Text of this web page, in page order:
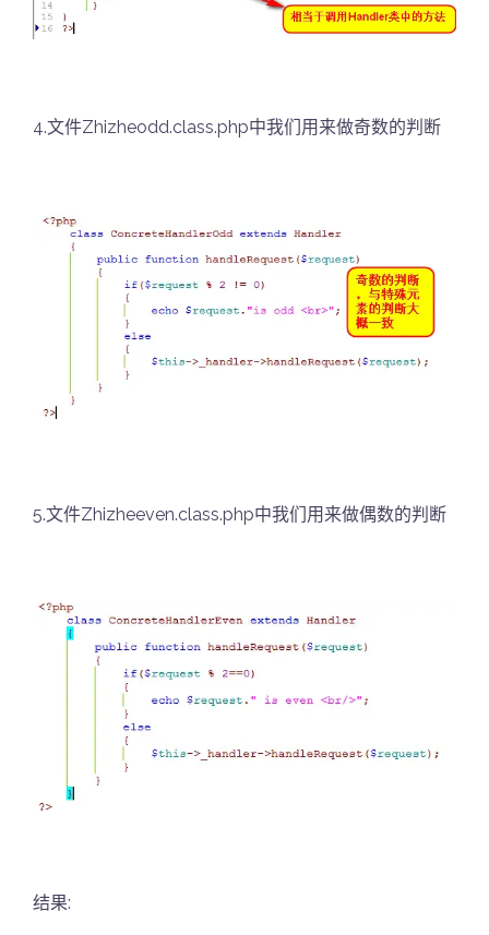
4.文件Zhizheodd.class.php中我们用来做奇数的判断
5.文件Zhizheeven.class.php中我们用来做偶数的判断
结果: